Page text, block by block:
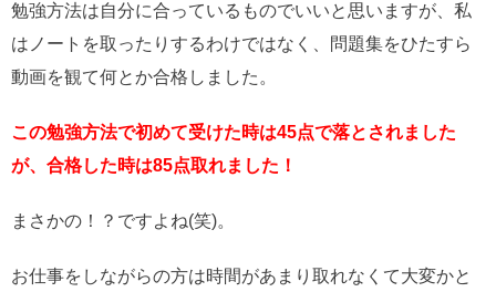
勉強方法は自分に合っているものでいいと思いますが、私
はノートを取ったりするわけではなく、問題集をひたすら
動画を観て何とか合格しました。
この勉強方法で初めて受けた時は45点で落とされました
が、合格した時は85点取れました！
まさかの！？ですよね(笑)。
お仕事をしながらの方は時間があまり取れなくて大変かと